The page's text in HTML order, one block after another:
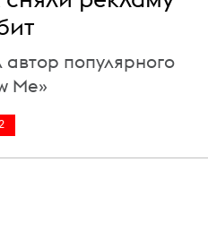
популярного
Me»